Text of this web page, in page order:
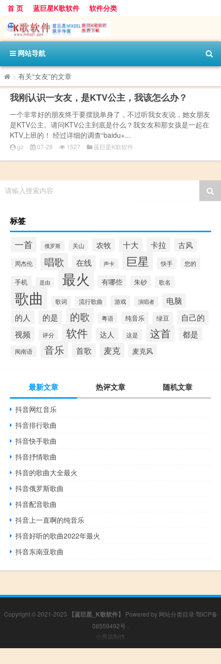
首 页 蓝巨星K歌软件 软件分类
网站导航
> 有关“女友”的文章
我刚认识一女友，是KTV公主，我该怎么办？
一个非常好的朋友终于要摆脱单身了，不过听我女友说，她女朋友
是KTV公主。请问KTV公主到底是什么？我女友和那女孩是一起在
KTV上班的！ 经过详细的调查“baidu+...
gz 07-28 1527 蓝巨星K歌软件
请输入搜索内容
标签
一首 俄罗斯 关山 农牧 十大 卡拉 古风
周杰伦 唱歌 在线 声卡 巨星 快手 您的
手机 是由 最火 有哪些 朱砂 歌名
歌曲 歌词 流行歌曲 游戏 演唱者 电脑
的人 的是 的歌 粤语 纯音乐 绿豆 自己的
视频 评分 软件 达人 这是 这首 都是
闽南语 音乐 首歌 麦克 麦克风
最新文章 热评文章 随机文章
抖音网红音乐
抖音排行歌曲
抖音快手歌曲
抖音抒情歌曲
抖音的歌曲大全最火
抖音俄罗斯歌曲
抖音配音歌曲
抖音上一直啊的纯音乐
抖音好听的歌曲2022年最火
抖音东南亚歌曲
Copyright © 2021-2023 【蓝巨星_K歌软件】 Powered by 网站分类目录 鄂ICP备
08559492号
小男孩制作